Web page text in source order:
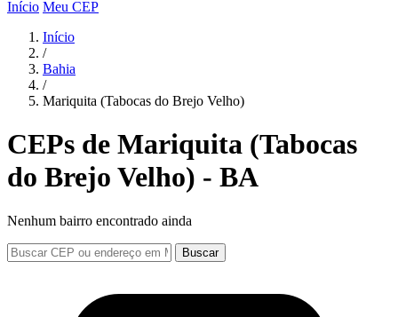
Início Meu CEP
Início
/
Bahia
/
Mariquita (Tabocas do Brejo Velho)
CEPs de Mariquita (Tabocas
do Brejo Velho) - BA
Nenhum bairro encontrado ainda
Buscar